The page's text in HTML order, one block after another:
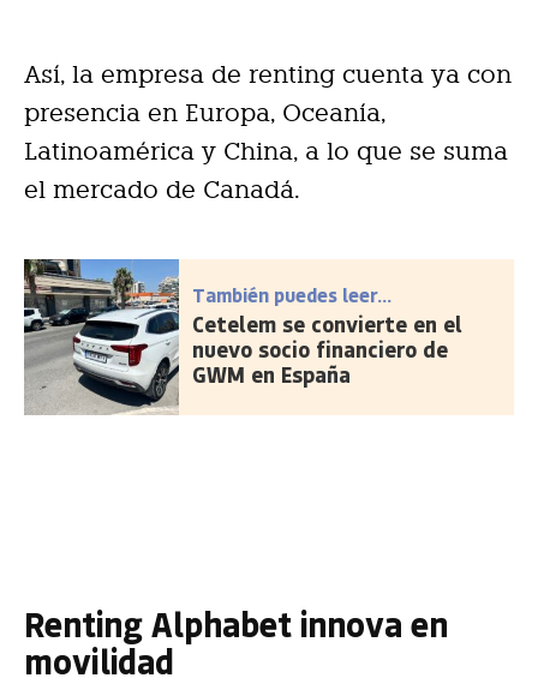
Así, la empresa de renting cuenta ya con
presencia en Europa, Oceanía,
Latinoamérica y China, a lo que se suma
el mercado de Canadá.
También puedes leer...
Cetelem se convierte en el
nuevo socio financiero de
GWM en España
Renting Alphabet innova en
movilidad